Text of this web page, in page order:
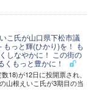
こ氏が山口県下松市議
っと輝(ひかり)を！ も
しなやかに！ この街の
くもっと豊かに！
18)が12日に投開票され、
山根えいこ氏が3期目の当